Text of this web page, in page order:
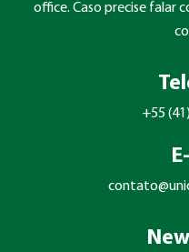
office. Caso precise falar
+55